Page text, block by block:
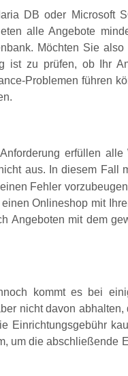
DB oder Microsoft
alle Angebote
Möchten Sie also
ist zu prüfen, ob Ihr
Problemen führen
erfüllen alle
aus. In diesem Fall
Fehler
Onlineshop mit
Angeboten mit dem
kommt es bei
nicht davon abhalten,
Einrichtungsgebühr
um die abschließende